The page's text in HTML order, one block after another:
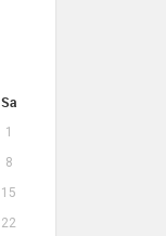
Sa
1
8
15
22